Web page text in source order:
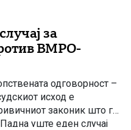
за
ВМРО-
одговорност –
исход е
законик што ги
уште еден случај